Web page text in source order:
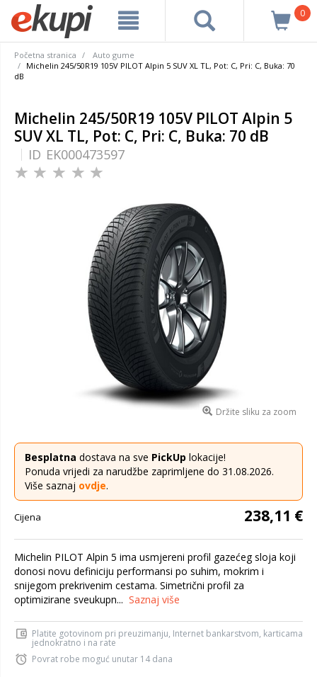
0
Početna stranica
Auto gume
Michelin 245/50R19 105V PILOT Alpin 5 SUV XL TL, Pot: C, Pri: C, Buka: 70
dB
Michelin 245/50R19 105V PILOT Alpin 5
SUV XL TL, Pot: C, Pri: C, Buka: 70 dB
ID EK000473597
Držite sliku za zoom
Besplatna dostava na sve PickUp lokacije!
Ponuda vrijedi za narudžbe zaprimljene do 31.08.2026.
Više saznaj ovdje.
Cijena 238,11 €
Michelin PILOT Alpin 5 ima usmjereni profil gazećeg sloja koji
donosi novu definiciju performansi po suhim, mokrim i
snijegom prekrivenim cestama. Simetrični profil za
optimizirane sveukupn... Saznaj više
Platite gotovinom pri preuzimanju, Internet bankarstvom, karticama
jednokratno i na rate
Povrat robe moguć unutar 14 dana